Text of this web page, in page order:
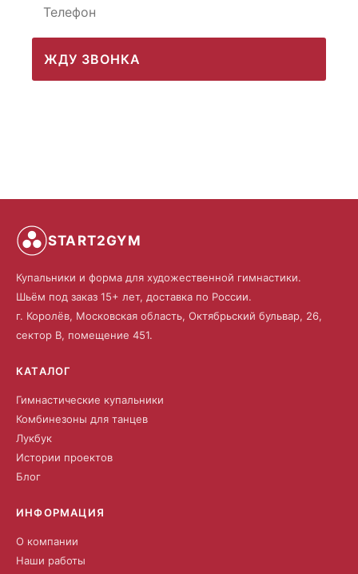
ЖДУ ЗВОНКА
START2GYM
Купальники и форма для художественной гимнастики.
Шьём под заказ 15+ лет, доставка по России.
г. Королёв, Московская область, Октябрьский бульвар, 26,
сектор В, помещение 451.
КАТАЛОГ
Гимнастические купальники
Комбинезоны для танцев
Лукбук
Истории проектов
Блог
ИНФОРМАЦИЯ
О компании
Наши работы